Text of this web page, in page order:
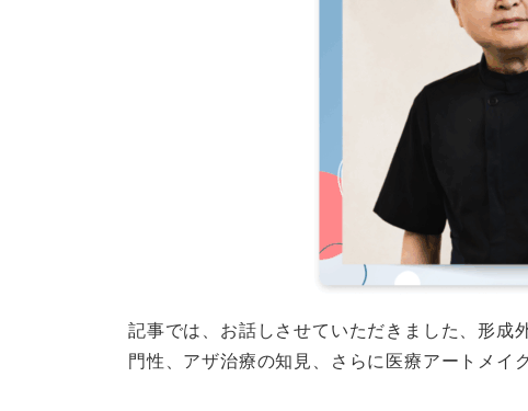
記事では、お話しさせていただきました、形成
門性、アザ治療の知見、さらに医療アートメイ